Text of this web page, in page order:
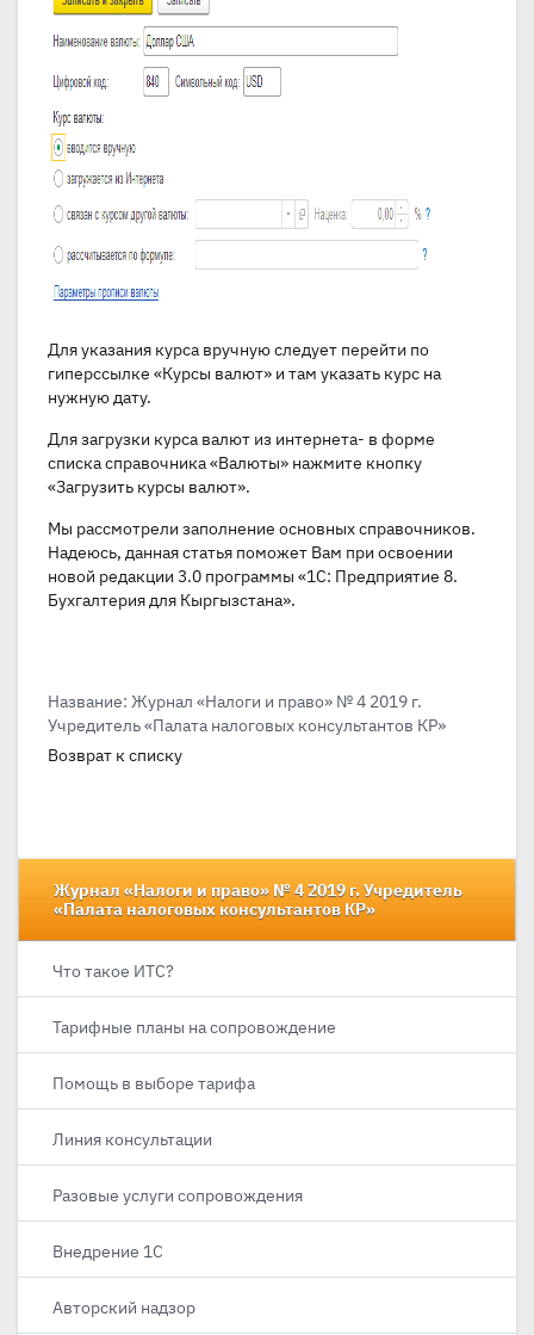
Для указания курса вручную следует перейти по
гиперссылке «Курсы валют» и там указать курс на
нужную дату.
Для загрузки курса валют из интернета- в форме
списка справочника «Валюты» нажмите кнопку
«Загрузить курсы валют».
Мы рассмотрели заполнение основных справочников.
Надеюсь, данная статья поможет Вам при освоении
новой редакции 3.0 программы «1С: Предприятие 8.
Бухгалтерия для Кыргызстана».
Название: Журнал «Налоги и право» № 4 2019 г.
Учредитель «Палата налоговых консультантов КР»
Возврат к списку
Журнал «Налоги и право» № 4 2019 г. Учредитель
«Палата налоговых консультантов КР»
Что такое ИТС?
Тарифные планы на сопровождение
Помощь в выборе тарифа
Линия консультации
Разовые услуги сопровождения
Внедрение 1С
Авторский надзор